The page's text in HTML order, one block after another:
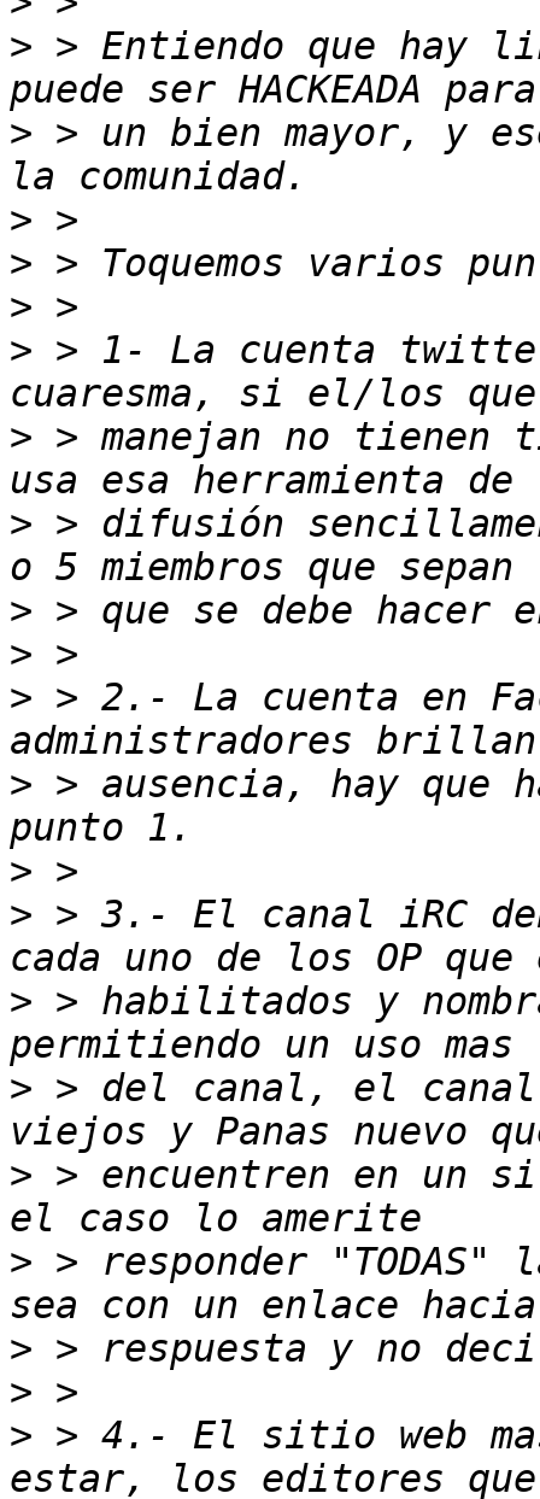
> > Entiendo que hay
> > un bien mayor, y
>
>
>
> > 1- La cuenta
> > manejan no tienen
> > difusión
>
>
> > 2.- La cuenta en
> > ausencia, hay que
>
> > 3.- El canal iRC
> > habilitados y
> > del canal, el canal
> > encuentren en un
> > responder
>
>
> > 4.- El sitio web